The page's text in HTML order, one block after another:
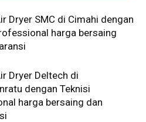
Dryer SMC di Cimahi dengan
harga bersaing
Dryer Deltech di
dengan Teknisi
harga bersaing dan